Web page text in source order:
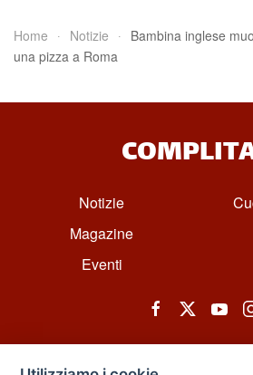
Home Notizie
Bambina inglese
una pizza a Roma
Notizie
Magazine
Eventi